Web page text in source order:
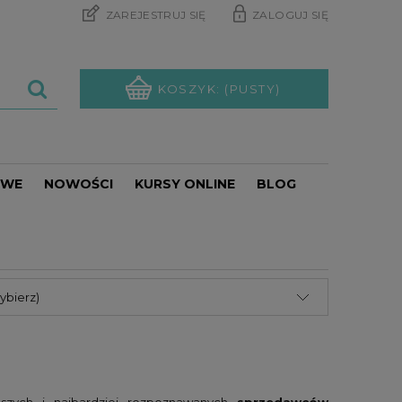
ZAREJESTRUJ SIĘ ZALOGUJ SIĘ
KOSZYK: (PUSTY)
NOWOŚCI KURSY ONLINE BLOG